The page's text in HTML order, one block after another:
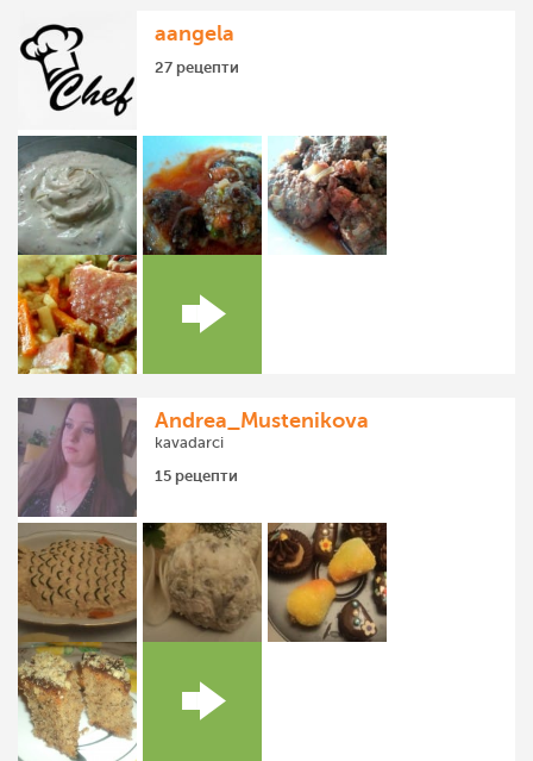
aangela
27 рецепти
Andrea_Mustenikova
kavadarci
15 рецепти